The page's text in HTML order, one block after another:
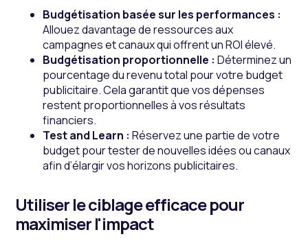
Budgétisation basée sur les performances :
Allouez davantage de ressources aux
campagnes et canaux qui offrent un ROI élevé.
Budgétisation proportionnelle : Déterminez un
pourcentage du revenu total pour votre budget
publicitaire. Cela garantit que vos dépenses
restent proportionnelles à vos résultats
financiers.
Test and Learn : Réservez une partie de votre
budget pour tester de nouvelles idées ou canaux
afin d’élargir vos horizons publicitaires.
Utiliser le ciblage efficace pour
maximiser l'impact